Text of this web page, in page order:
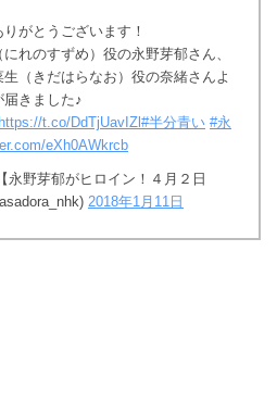
がとうございます！
れのすずめ）役の永野芽郁さん、
（きだはらなお）役の奈緒さんよ
届きました♪
https://t.co/DdTjUavIZl #半分青い #永
eXh0AWkrcb
野芽郁がヒロイン！４月２日
2018年1月11日